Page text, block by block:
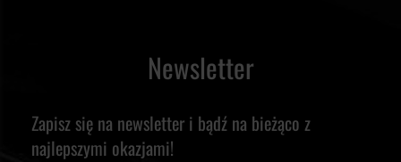
Newsletter
Zapisz się na newsletter i bądź na bieżąco z
najlepszymi okazjami!